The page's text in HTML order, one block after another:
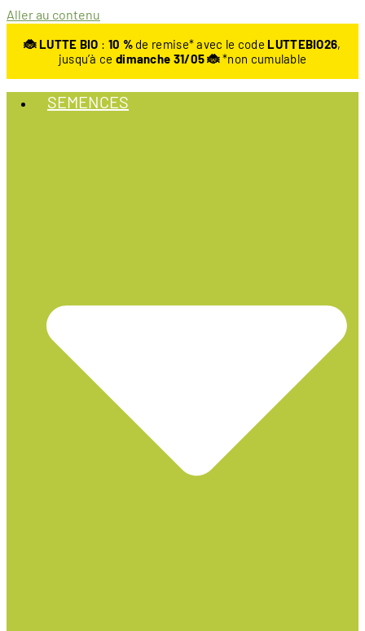
Aller au contenu
🐞 LUTTE BIO : 10 %de remise* avec le code LUTTEBIO26,
jusqu’à ce dimanche 31/05 🐞*non cumulable
SEMENCES